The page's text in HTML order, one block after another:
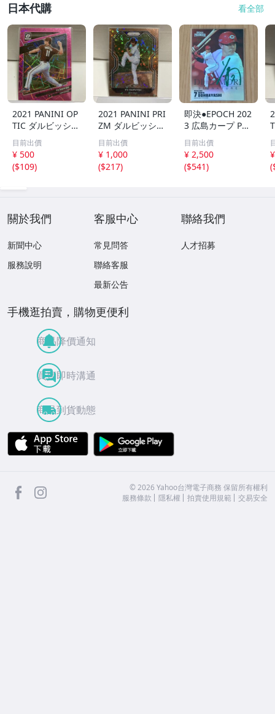
日本代購 看全部
2021 PANINI OP
TIC ダルビッシュ
有 249枚限定
シリアルカード
パドレス
目前出價
¥ 500
($109)
2021 PANINI PRI
ZM ダルビッシュ
有 40枚限定
シリアルカード
パドレス
目前出價
¥ 1,000
($217)
即決●EPOCH 202
3 広島カープ PRE
MIER EDITION
堂林翔太 /5枚限
定 デコモリ緑箔
サインカード #D
目前出價
¥ 2,500
($541)
(
關於我們
新聞中心
服務說明
客服中心
常見問答
聯絡客服
最新公告
聯絡我們
人才招募
手機逛拍賣，購物更便利
商品降價通知
買賣即時溝通
商品到貨動態
APP Store
facebook ©2026 Yahoo台灣電子商務 保留所有權利
服務條款
隱私權 拍賣使用規範 交易安全